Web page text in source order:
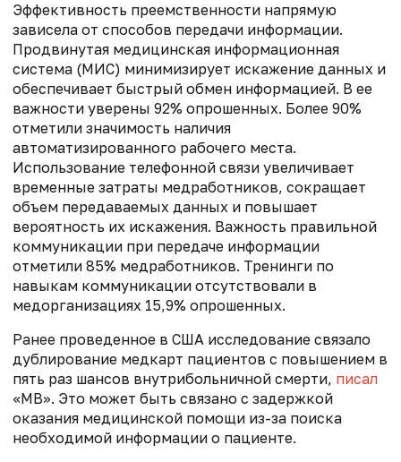
Эффективность преемственности напрямую
зависела от способов передачи информации.
Продвинутая медицинская информационная
система (МИС) минимизирует искажение данных и
обеспечивает быстрый обмен информацией. В ее
важности уверены 92% опрошенных. Более 90%
отметили значимость наличия
автоматизированного рабочего места.
Использование телефонной связи увеличивает
временные затраты медработников, сокращает
объем передаваемых данных и повышает
вероятность их искажения. Важность правильной
коммуникации при передаче информации
отметили 85% медработников. Тренинги по
навыкам коммуникации отсутствовали в
медорганизациях 15,9% опрошенных.
Ранее проведенное в США исследование связало
дублирование медкарт пациентов с повышением в
пять раз шансов внутрибольничной смерти, писал
«МВ». Это может быть связано с задержкой
оказания медицинской помощи из-за поиска
необходимой информации о пациенте.